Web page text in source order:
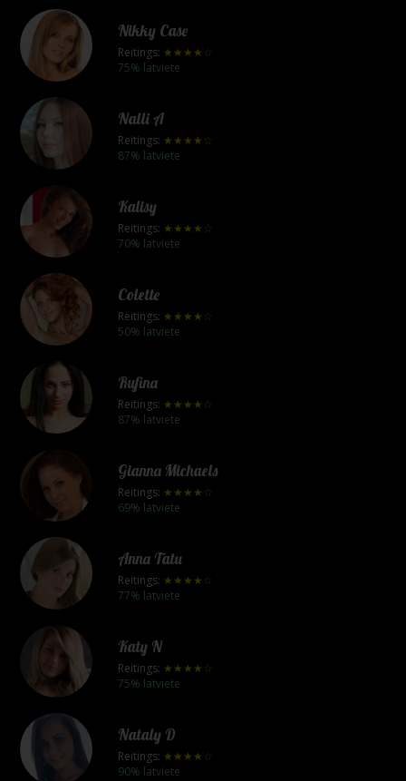
Nikky Case
Reitings: ★★★★☆
75% latviete
Nalli A
Reitings: ★★★★☆
87% latviete
Kalisy
Reitings: ★★★★☆
70% latviete
Colette
Reitings: ★★★★☆
50% latviete
Rufina
Reitings: ★★★★☆
87% latviete
Gianna Michaels
Reitings: ★★★★☆
69% latviete
Anna Tatu
Reitings: ★★★★☆
77% latviete
Katy N
Reitings: ★★★★☆
75% latviete
Nataly D
Reitings: ★★★★☆
90% latviete